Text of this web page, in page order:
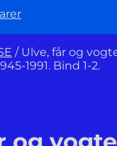
/ Ulve, får og
1991. Bind 1-2.